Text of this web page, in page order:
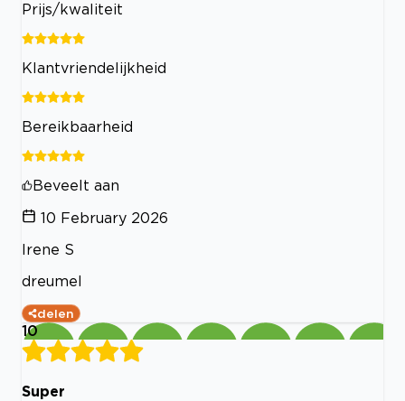
Prijs/kwaliteit
Klantvriendelijkheid
Bereikbaarheid
Beveelt aan
10 February 2026
Irene S
dreumel
delen
10
Super